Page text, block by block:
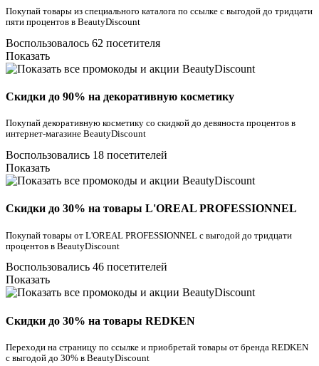
Покупай товары из специального каталога по ссылке с выгодой до тридцати
пяти процентов в BeautyDiscount
Воспользовалось 62 посетителя
Показать
Скидки до 90% на декоративную косметику
Покупай декоративную косметику со скидкой до девяноста процентов в
интернет-магазине BeautyDiscount
Воспользовались 18 посетителей
Показать
Скидки до 30% на товары L'OREAL PROFESSIONNEL
Покупай товары от L'OREAL PROFESSIONNEL с выгодой до тридцати
процентов в BeautyDiscount
Воспользовались 46 посетителей
Показать
Скидки до 30% на товары REDKEN
Переходи на страницу по ссылке и приобретай товары от бренда REDKEN
с выгодой до 30% в BeautyDiscount